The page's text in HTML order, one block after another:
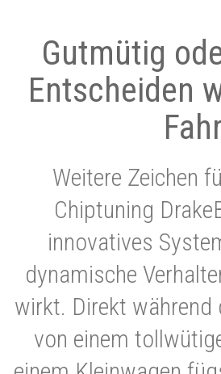
Gutmütig
Entscheiden
Weitere Zeichen
Chiptuning
innovatives
dynamische
wirkt. Direkt während
von einem